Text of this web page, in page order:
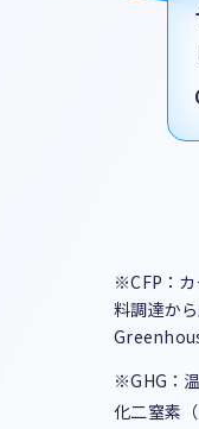
※CFP：
料調達か
※GHG：
化二窒素